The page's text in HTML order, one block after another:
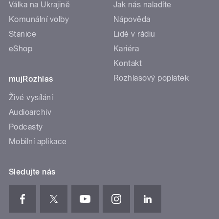
Válka na Ukrajině
Komunální volby
Stanice
eShop
mujRozhlas
Živé vysílání
Audioarchiv
Podcasty
Mobilní aplikace
Jak nás naladíte
Nápověda
Lidé v rádiu
Kariéra
Kontakt
Rozhlasový poplatek
Sledujte nás